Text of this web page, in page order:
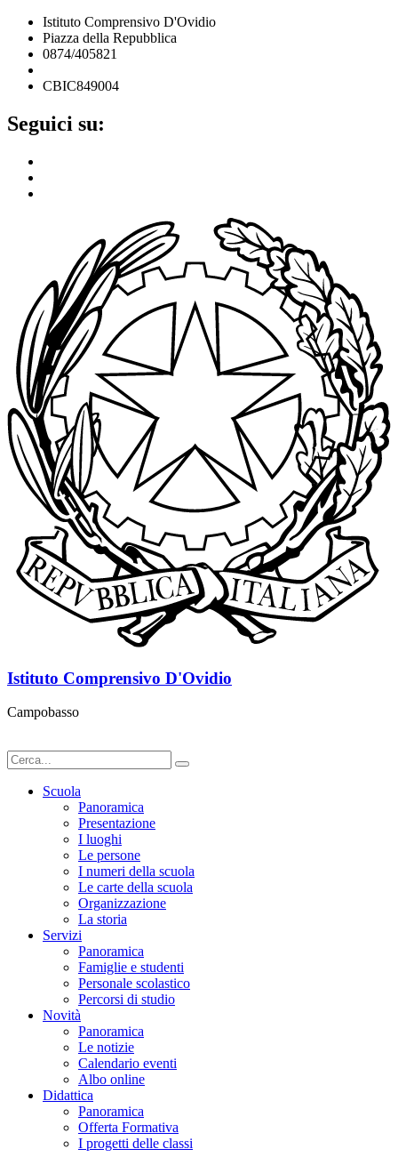
Istituto Comprensivo D'Ovidio
Piazza della Repubblica
0874/405821
CBIC849004
Seguici su:
Istituto Comprensivo D'Ovidio
Campobasso
Scuola
Panoramica
Presentazione
I luoghi
Le persone
I numeri della scuola
Le carte della scuola
Organizzazione
La storia
Servizi
Panoramica
Famiglie e studenti
Personale scolastico
Percorsi di studio
Novità
Panoramica
Le notizie
Calendario eventi
Albo online
Didattica
Panoramica
Offerta Formativa
I progetti delle classi